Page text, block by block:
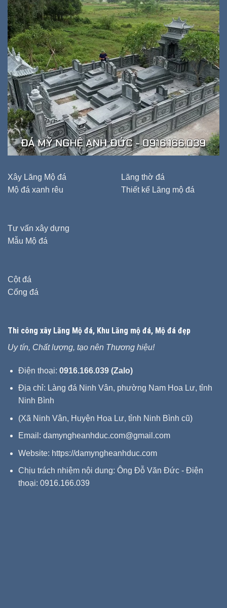
Xây Lăng Mộ đá
Mộ đá xanh rêu
Lăng thờ đá
Thiết kế Lăng mộ đá
Tư vấn xây dựng
Mẫu Mộ đá
Cột đá
Cổng đá
Thi công xây Lăng Mộ đá, Khu Lăng mộ đá, Mộ đá đẹp
Uy tín, Chất lượng, tạo nên Thương hiệu!
Điện thoại: 0916.166.039 (Zalo)
Địa chỉ: Làng đá Ninh Vân, phường Nam Hoa Lư, tỉnh
Ninh Bình
(Xã Ninh Vân, Huyện Hoa Lư, tỉnh Ninh Bình cũ)
Email: damyngheanhduc.com@gmail.com
Website: https://damyngheanhduc.com
Chịu trách nhiệm nội dung: Ông Đỗ Văn Đức - Điện
thoại: 0916.166.039